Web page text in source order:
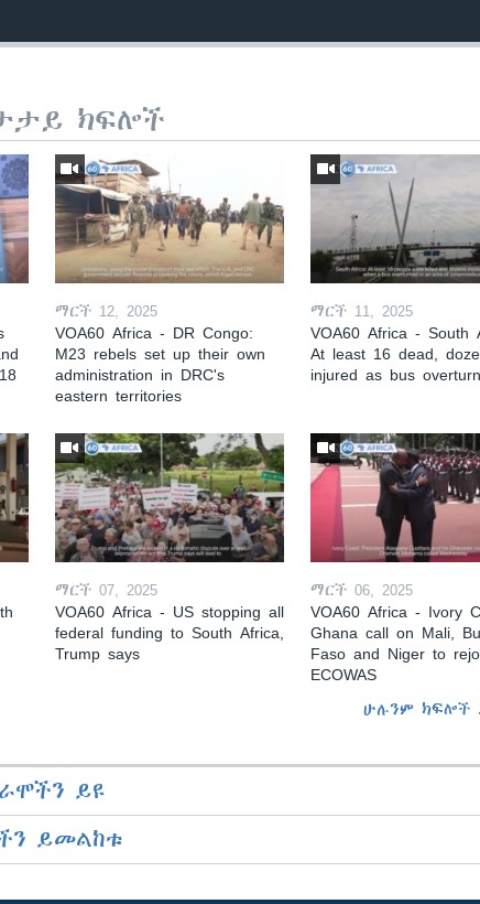
ክፍሎች
ማርች 12, 2025
VOA60 Africa - DR Congo:
M23 rebels set up their own
administration in DRC's
eastern territories
ማርች 11, 2025
VOA60 Africa - South
At least 16 dead,
injured as bus
ማርች 07, 2025
VOA60 Africa - US stopping all
federal funding to South Africa,
Trump says
ማርች 06, 2025
VOA60 Africa - Ivory
Ghana call on Mali,
Faso and Niger to
ECOWAS
ሁሉንም ክፍሎች
ይዩ
ይመልከቱ